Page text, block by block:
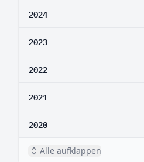
2024
2023
2022
2021
2020
Alle aufklappen